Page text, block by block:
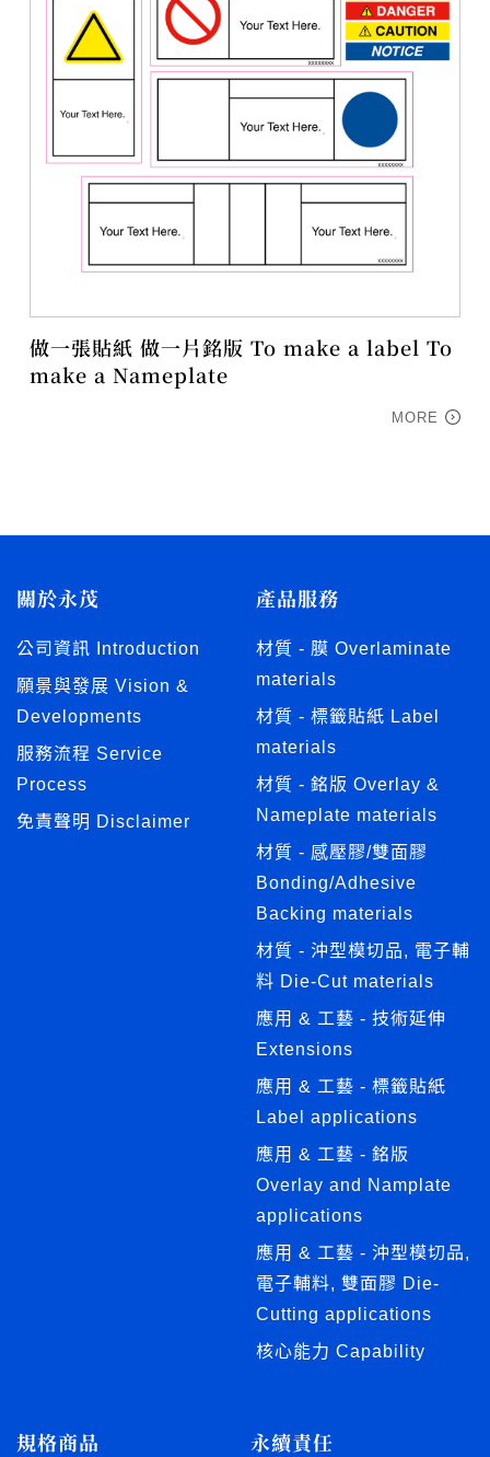
做一張貼紙 做一片銘版 To make a label To
make a Nameplate
MORE
關於永茂
公司資訊 Introduction
願景與發展 Vision &
Developments
服務流程 Service
Process
免責聲明 Disclaimer
產品服務
材質 - 膜 Overlaminate
materials
材質 - 標籤貼紙 Label
materials
材質 - 銘版 Overlay &
Nameplate materials
材質 - 感壓膠/雙面膠
Bonding/Adhesive
Backing materials
材質 - 沖型模切品, 電子輔
料 Die-Cut materials
應用 & 工藝 - 技術延伸
Extensions
應用 & 工藝 - 標籤貼紙
Label applications
應用 & 工藝 - 銘版
Overlay and Namplate
applications
應用 & 工藝 - 沖型模切品,
電子輔料, 雙面膠 Die-
Cutting applications
核心能力 Capability
規格商品 永續責任